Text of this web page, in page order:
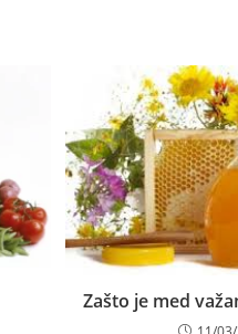
Zašto je med